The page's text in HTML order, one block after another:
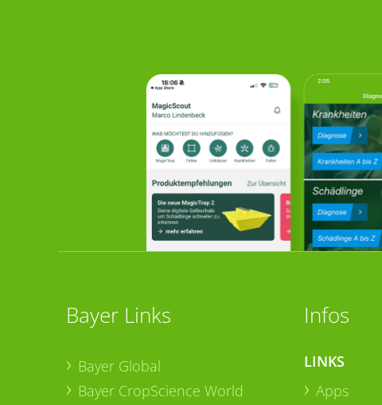
Bayer Links
Bayer Global
Bayer CropScience World
Infos
LINKS
Apps